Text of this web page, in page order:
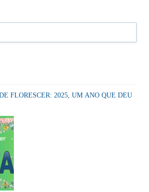
FLORESCER: 2025, UM ANO QUE DEU